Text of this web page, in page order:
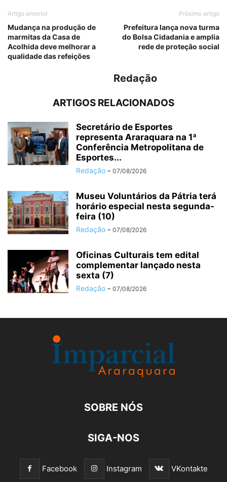
Artigo anterior
Mudança na produção de
marmitas da Casa de
Acolhida deve melhorar a
qualidade das refeições
Próximo artigo
Prefeitura lança nova turma
do Bolsa Cidadania e amplia
rede de proteção social
Redação
ARTIGOS RELACIONADOS
Secretário de Esportes
representa Araraquara na 1ª
Conferência Metropolitana de
Esportes...
Redação - 07/08/2026
Museu Voluntários da Pátria terá
horário especial nesta segunda-
feira (10)
Redação - 07/08/2026
Oficinas Culturais tem edital
complementar lançado nesta
sexta (7)
Redação - 07/08/2026
SOBRE NÓS
SIGA-NOS
Facebook Instagram VKontakte